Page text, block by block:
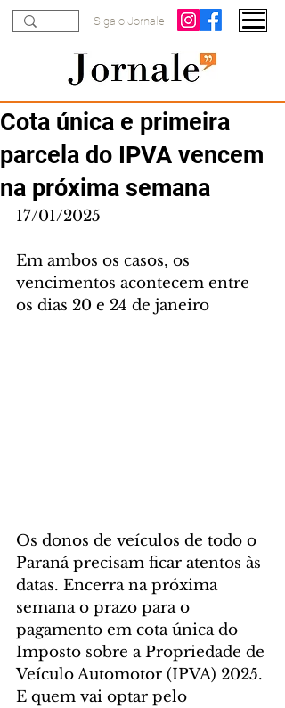
Siga o Jornale
Cota única e primeira
parcela do IPVA vencem
na próxima semana
17/01/2025
Em ambos os casos, os
vencimentos acontecem entre
os dias 20 e 24 de janeiro
Os donos de veículos de todo o
Paraná precisam ficar atentos às
datas. Encerra na próxima
semana o prazo para o
pagamento em cota única do
Imposto sobre a Propriedade de
Veículo Automotor (IPVA) 2025.
E quem vai optar pelo